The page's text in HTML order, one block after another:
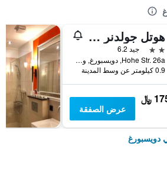
هوتل جولدنر هان
2 نجمتين
جيد 6.2
Hohe Str. 26a, دويسبورغ, ولاية شمال الراين وستفاليا, ألمانيا
0.9 كيلومتر عن وسط المدينة
﷼
عرض الصفقة
دويسبورغ